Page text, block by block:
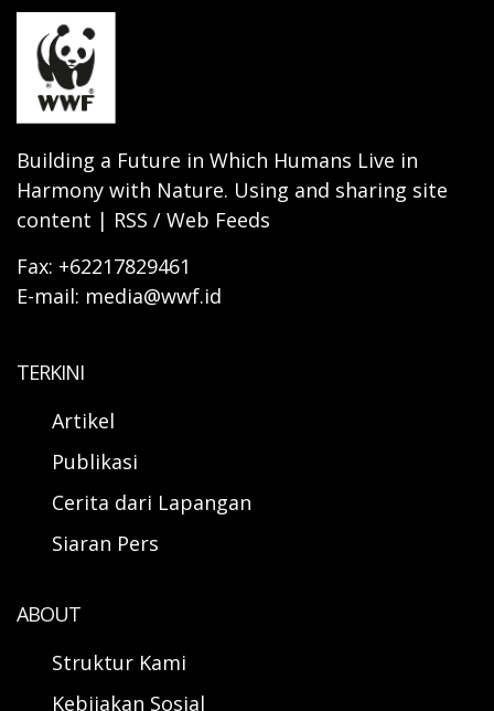
Building a Future in Which Humans Live in
Harmony with Nature. Using and sharing site
content | RSS / Web Feeds
Fax: +62217829461
E-mail: media@wwf.id
TERKINI
Artikel
Publikasi
Cerita dari Lapangan
Siaran Pers
ABOUT
Struktur Kami
Kebijakan Sosial